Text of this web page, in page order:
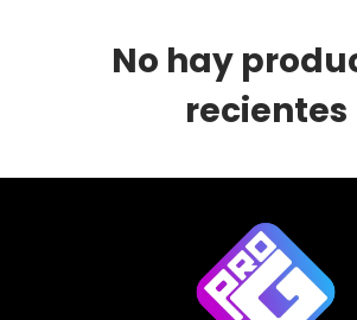
No hay
recientes